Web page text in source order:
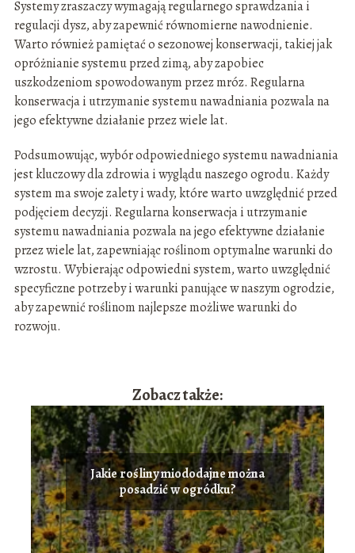
Systemy zraszaczy wymagają regularnego sprawdzania i
regulacji dysz, aby zapewnić równomierne nawodnienie.
Warto również pamiętać o sezonowej konserwacji, takiej jak
opróżnianie systemu przed zimą, aby zapobiec
uszkodzeniom spowodowanym przez mróz. Regularna
konserwacja i utrzymanie systemu nawadniania pozwala na
jego efektywne działanie przez wiele lat.
Podsumowując, wybór odpowiedniego systemu nawadniania
jest kluczowy dla zdrowia i wyglądu naszego ogrodu. Każdy
system ma swoje zalety i wady, które warto uwzględnić przed
podjęciem decyzji. Regularna konserwacja i utrzymanie
systemu nawadniania pozwala na jego efektywne działanie
przez wiele lat, zapewniając roślinom optymalne warunki do
wzrostu. Wybierając odpowiedni system, warto uwzględnić
specyficzne potrzeby i warunki panujące w naszym ogrodzie,
aby zapewnić roślinom najlepsze możliwe warunki do
rozwoju.
Zobacz także:
Jakie rośliny miododajne można
posadzić w ogródku?